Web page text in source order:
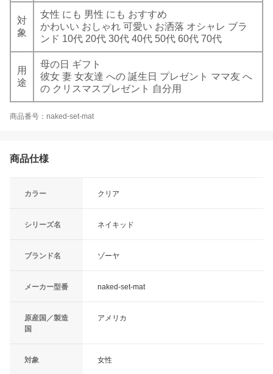
対
象
女性 にも 男性 にも おすすめ
かわいい おしゃれ 可愛い お洒落 オシャレ ブラ
ンド 10代 20代 30代 40代 50代 60代 70代
用
途
母の日 ギフト
彼女 妻 女友達 への 誕生日 プレゼント ママ友 へ
の クリスマスプレゼント 自分用
商品番号：naked-set-mat
商品仕様
カラー クリア
シリーズ名 ネイキッド
ブランド名 ゾーヤ
メーカー型番 naked-set-mat
原産国／製造
国
アメリカ
対象 女性